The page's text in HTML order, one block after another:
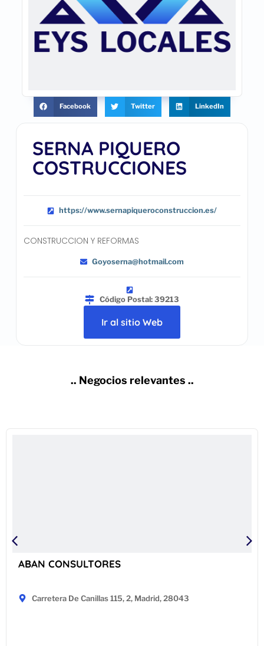
SERNA PIQUERO
COSTRUCCIONES
https://www.sernapiqueroconstruccion.es/
CONSTRUCCION Y REFORMAS
Goyoserna@hotmail.com
Código Postal: 39213
Ir al sitio Web
Facebook Twitter LinkedIn
.. Negocios relevantes ..
ABAN CONSULTORES
Carretera De Canillas 115, 2, Madrid, 28043